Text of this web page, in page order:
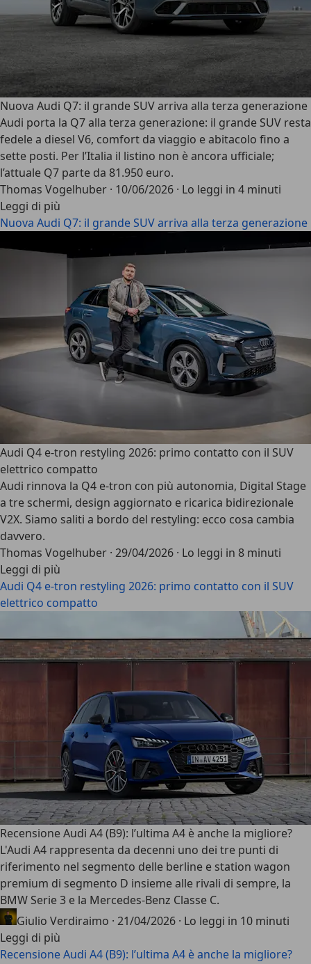
Nuova Audi Q7: il grande SUV arriva alla terza generazione
Audi porta la Q7 alla terza generazione: il grande SUV resta
fedele a diesel V6, comfort da viaggio e abitacolo fino a
sette posti. Per l’Italia il listino non è ancora ufficiale;
l’attuale Q7 parte da 81.950 euro.
Thomas Vogelhuber · 10/06/2026 · Lo leggi in 4 minuti
Leggi di più
Nuova Audi Q7: il grande SUV arriva alla terza generazione
Audi Q4 e-tron restyling 2026: primo contatto con il SUV
elettrico compatto
Audi rinnova la Q4 e-tron con più autonomia, Digital Stage
a tre schermi, design aggiornato e ricarica bidirezionale
V2X. Siamo saliti a bordo del restyling: ecco cosa cambia
davvero.
Thomas Vogelhuber · 29/04/2026 · Lo leggi in 8 minuti
Leggi di più
Audi Q4 e-tron restyling 2026: primo contatto con il SUV
elettrico compatto
Recensione Audi A4 (B9): l’ultima A4 è anche la migliore?
L'Audi A4 rappresenta da decenni uno dei tre punti di
riferimento nel segmento delle berline e station wagon
premium di segmento D insieme alle rivali di sempre, la
BMW Serie 3 e la Mercedes-Benz Classe C.
Giulio Verdiraimo · 21/04/2026 · Lo leggi in 10 minuti
Leggi di più
Recensione Audi A4 (B9): l’ultima A4 è anche la migliore?